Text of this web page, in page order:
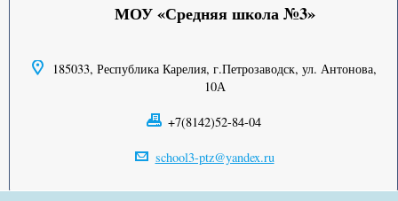
МОУ «Средняя школа №3»
185033, Республика Карелия, г.Петрозаводск, ул. Антонова,
10А
+7(8142)52-84-04
school3-ptz@yandex.ru